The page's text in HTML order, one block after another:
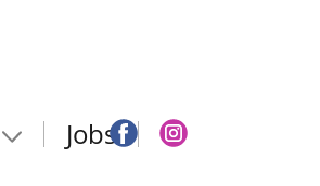
Jobs